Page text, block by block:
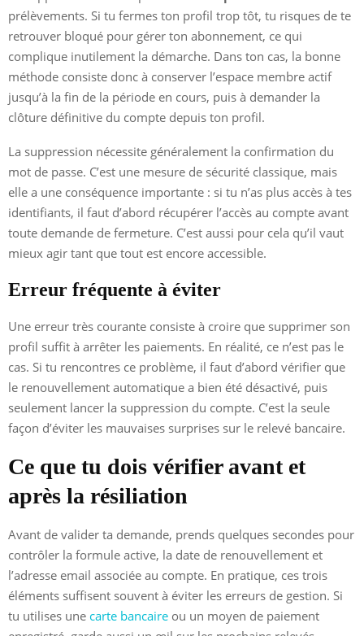
prélèvements. Si tu fermes ton profil trop tôt, tu risques de te
retrouver bloqué pour gérer ton abonnement, ce qui
complique inutilement la démarche. Dans ton cas, la bonne
méthode consiste donc à conserver l’espace membre actif
jusqu’à la fin de la période en cours, puis à demander la
clôture définitive du compte depuis ton profil.
La suppression nécessite généralement la confirmation du
mot de passe. C’est une mesure de sécurité classique, mais
elle a une conséquence importante : si tu n’as plus accès à tes
identifiants, il faut d’abord récupérer l’accès au compte avant
toute demande de fermeture. C’est aussi pour cela qu’il vaut
mieux agir tant que tout est encore accessible.
Erreur fréquente à éviter
Une erreur très courante consiste à croire que supprimer son
profil suffit à arrêter les paiements. En réalité, ce n’est pas le
cas. Si tu rencontres ce problème, il faut d’abord vérifier que
le renouvellement automatique a bien été désactivé, puis
seulement lancer la suppression du compte. C’est la seule
façon d’éviter les mauvaises surprises sur le relevé bancaire.
Ce que tu dois vérifier avant et
après la résiliation
Avant de valider ta demande, prends quelques secondes pour
contrôler la formule active, la date de renouvellement et
l’adresse email associée au compte. En pratique, ces trois
éléments suffisent souvent à éviter les erreurs de gestion. Si
tu utilises une carte bancaire ou un moyen de paiement